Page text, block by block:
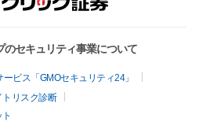
セキュリティ事業について
ビス「GMOセキュリティ24」
トリスク診断